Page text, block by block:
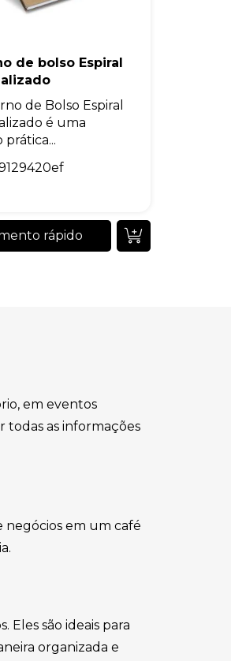
de bolso Espiral
de Bolso Espiral
é uma
prática...
rápido
em eventos
todas as informações
negócios em um café
são ideais para
organizada e